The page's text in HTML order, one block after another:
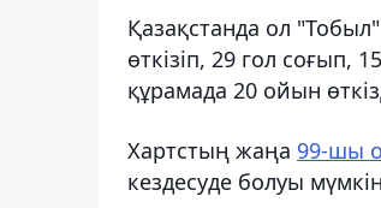
Қазақстанда ол
өткізіп, 29 гол соғып,
құрамада 20 ойын
Хартстың жаңа 99-шы
кездесуде болуы